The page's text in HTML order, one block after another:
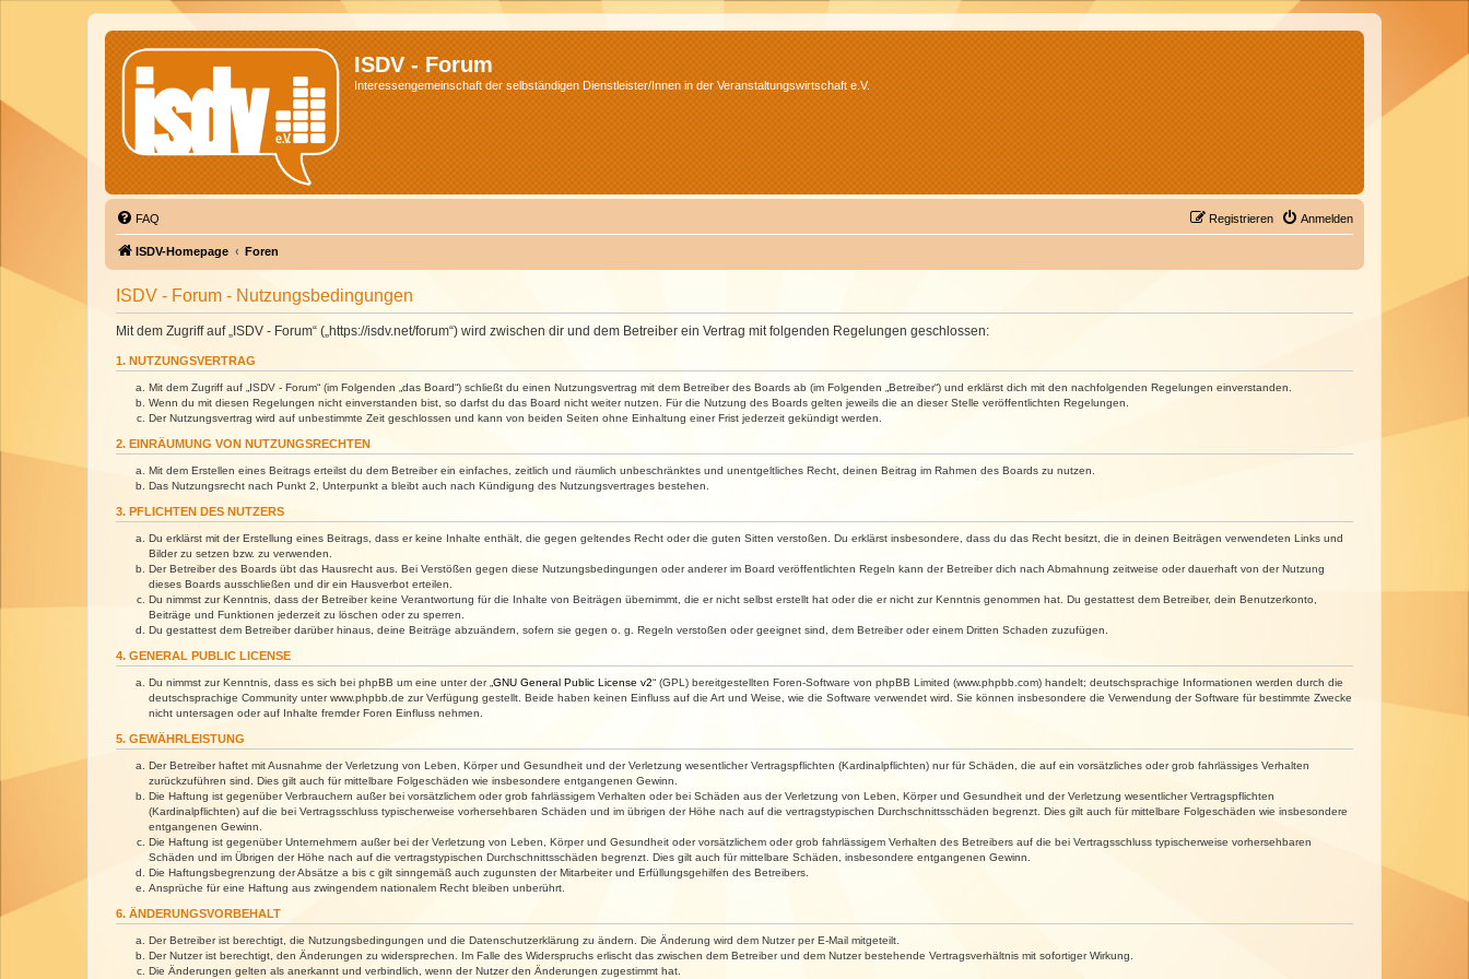
ISDV - Forum
Interessengemeinschaft der selbständigen Dienstleister/Innen in der Veranstaltungswirtschaft e.V.
FAQ Anmelden
Registrieren
ISDV-Homepage Foren
ISDV - Forum - Nutzungsbedingungen
Mit dem Zugriff auf „ISDV - Forum“ („https://isdv.net/forum“) wird zwischen dir und dem Betreiber ein Vertrag mit folgenden Regelungen geschlossen:
1. NUTZUNGSVERTRAG
Mit dem Zugriff auf „ISDV - Forum“ (im Folgenden „das Board“) schließt du einen Nutzungsvertrag mit dem Betreiber des Boards ab (im Folgenden „Betreiber“) und erklärst dich mit den nachfolgenden Regelungen einverstanden.
Wenn du mit diesen Regelungen nicht einverstanden bist, so darfst du das Board nicht weiter nutzen. Für die Nutzung des Boards gelten jeweils die an dieser Stelle veröffentlichten Regelungen.
Der Nutzungsvertrag wird auf unbestimmte Zeit geschlossen und kann von beiden Seiten ohne Einhaltung einer Frist jederzeit gekündigt werden.
2. EINRÄUMUNG VON NUTZUNGSRECHTEN
Mit dem Erstellen eines Beitrags erteilst du dem Betreiber ein einfaches, zeitlich und räumlich unbeschränktes und unentgeltliches Recht, deinen Beitrag im Rahmen des Boards zu nutzen.
Das Nutzungsrecht nach Punkt 2, Unterpunkt a bleibt auch nach Kündigung des Nutzungsvertrages bestehen.
3. PFLICHTEN DES NUTZERS
Du erklärst mit der Erstellung eines Beitrags, dass er keine Inhalte enthält, die gegen geltendes Recht oder die guten Sitten verstoßen. Du erklärst insbesondere, dass du das Recht besitzt, die in deinen Beiträgen verwendeten Links und
Bilder zu setzen bzw. zu verwenden.
Der Betreiber des Boards übt das Hausrecht aus. Bei Verstößen gegen diese Nutzungsbedingungen oder anderer im Board veröffentlichten Regeln kann der Betreiber dich nach Abmahnung zeitweise oder dauerhaft von der Nutzung
dieses Boards ausschließen und dir ein Hausverbot erteilen.
Du nimmst zur Kenntnis, dass der Betreiber keine Verantwortung für die Inhalte von Beiträgen übernimmt, die er nicht selbst erstellt hat oder die er nicht zur Kenntnis genommen hat. Du gestattest dem Betreiber, dein Benutzerkonto,
Beiträge und Funktionen jederzeit zu löschen oder zu sperren.
Du gestattest dem Betreiber darüber hinaus, deine Beiträge abzuändern, sofern sie gegen o. g. Regeln verstoßen oder geeignet sind, dem Betreiber oder einem Dritten Schaden zuzufügen.
4. GENERAL PUBLIC LICENSE
Du nimmst zur Kenntnis, dass es sich bei phpBB um eine unter der „ GNU General Public License v2“ (GPL) bereitgestellten Foren-Software von phpBB Limited (www.phpbb.com) handelt; deutschsprachige Informationen werden durch die
deutschsprachige Community unter www.phpbb.de zur Verfügung gestellt. Beide haben keinen Einfluss auf die Art und Weise, wie die Software verwendet wird. Sie können insbesondere die Verwendung der Software für bestimmte Zwecke
nicht untersagen oder auf Inhalte fremder Foren Einfluss nehmen.
5. GEWÄHRLEISTUNG
Der Betreiber haftet mit Ausnahme der Verletzung von Leben, Körper und Gesundheit und der Verletzung wesentlicher Vertragspflichten (Kardinalpflichten) nur für Schäden, die auf ein vorsätzliches oder grob fahrlässiges Verhalten
zurückzuführen sind. Dies gilt auch für mittelbare Folgeschäden wie insbesondere entgangenen Gewinn.
Die Haftung ist gegenüber Verbrauchern außer bei vorsätzlichem oder grob fahrlässigem Verhalten oder bei Schäden aus der Verletzung von Leben, Körper und Gesundheit und der Verletzung wesentlicher Vertragspflichten
(Kardinalpflichten) auf die bei Vertragsschluss typischerweise vorhersehbaren Schäden und im übrigen der Höhe nach auf die vertragstypischen Durchschnittsschäden begrenzt. Dies gilt auch für mittelbare Folgeschäden wie insbesondere
entgangenen Gewinn.
Die Haftung ist gegenüber Unternehmern außer bei der Verletzung von Leben, Körper und Gesundheit oder vorsätzlichem oder grob fahrlässigem Verhalten des Betreibers auf die bei Vertragsschluss typischerweise vorhersehbaren
Schäden und im Übrigen der Höhe nach auf die vertragstypischen Durchschnittsschäden begrenzt. Dies gilt auch für mittelbare Schäden, insbesondere entgangenen Gewinn.
Die Haftungsbegrenzung der Absätze a bis c gilt sinngemäß auch zugunsten der Mitarbeiter und Erfüllungsgehilfen des Betreibers.
Ansprüche für eine Haftung aus zwingendem nationalem Recht bleiben unberührt.
6. ÄNDERUNGSVORBEHALT
Der Betreiber ist berechtigt, die Nutzungsbedingungen und die Datenschutzerklärung zu ändern. Die Änderung wird dem Nutzer per E-Mail mitgeteilt.
Der Nutzer ist berechtigt, den Änderungen zu widersprechen. Im Falle des Widerspruchs erlischt das zwischen dem Betreiber und dem Nutzer bestehende Vertragsverhältnis mit sofortiger Wirkung.
Die Änderungen gelten als anerkannt und verbindlich, wenn der Nutzer den Änderungen zugestimmt hat.